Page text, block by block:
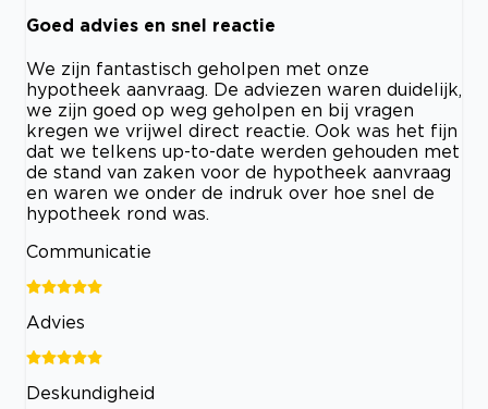
Goed advies en snel reactie
We zijn fantastisch geholpen met onze
hypotheek aanvraag. De adviezen waren duidelijk,
we zijn goed op weg geholpen en bij vragen
kregen we vrijwel direct reactie. Ook was het fijn
dat we telkens up-to-date werden gehouden met
de stand van zaken voor de hypotheek aanvraag
en waren we onder de indruk over hoe snel de
hypotheek rond was.
Communicatie
Advies
Deskundigheid